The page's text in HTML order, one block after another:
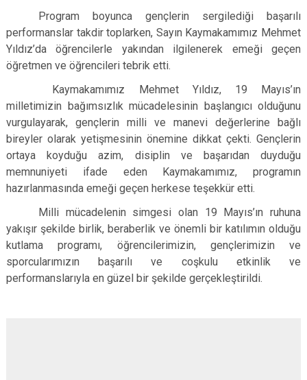
Program boyunca gençlerin sergilediği başarılı
performanslar takdir toplarken, Sayın Kaymakamımız Mehmet
Yıldız’da öğrencilerle yakından ilgilenerek emeği geçen
öğretmen ve öğrencileri tebrik etti.
Kaymakamımız Mehmet Yıldız, 19 Mayıs’ın
milletimizin bağımsızlık mücadelesinin başlangıcı olduğunu
vurgulayarak, gençlerin milli ve manevi değerlerine bağlı
bireyler olarak yetişmesinin önemine dikkat çekti. Gençlerin
ortaya koyduğu azim, disiplin ve başarıdan duyduğu
memnuniyeti ifade eden Kaymakamımız, programın
hazırlanmasında emeği geçen herkese teşekkür etti.
Milli mücadelenin simgesi olan 19 Mayıs’ın ruhuna
yakışır şekilde birlik, beraberlik ve önemli bir katılımın olduğu
kutlama programı, öğrencilerimizin, gençlerimizin ve
sporcularımızın başarılı ve coşkulu etkinlik ve
performanslarıyla en güzel bir şekilde gerçekleştirildi.